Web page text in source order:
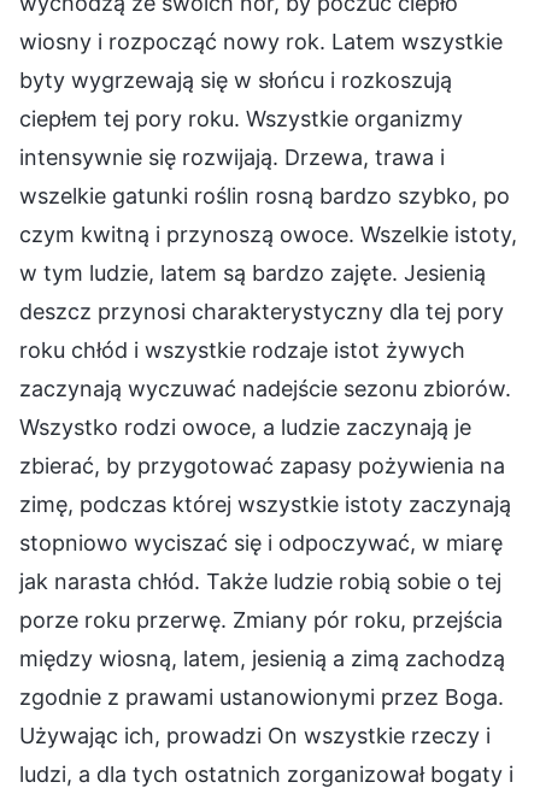
wiosny i rozpocząć nowy rok. Latem wszystkie
byty wygrzewają się w słońcu i rozkoszują
ciepłem tej pory roku. Wszystkie organizmy
intensywnie się rozwijają. Drzewa, trawa i
wszelkie gatunki roślin rosną bardzo szybko, po
czym kwitną i przynoszą owoce. Wszelkie istoty,
w tym ludzie, latem są bardzo zajęte. Jesienią
deszcz przynosi charakterystyczny dla tej pory
roku chłód i wszystkie rodzaje istot żywych
zaczynają wyczuwać nadejście sezonu zbiorów.
Wszystko rodzi owoce, a ludzie zaczynają je
zbierać, by przygotować zapasy pożywienia na
zimę, podczas której wszystkie istoty zaczynają
stopniowo wyciszać się i odpoczywać, w miarę
jak narasta chłód. Także ludzie robią sobie o tej
porze roku przerwę. Zmiany pór roku, przejścia
między wiosną, latem, jesienią a zimą zachodzą
zgodnie z prawami ustanowionymi przez Boga.
Używając ich, prowadzi On wszystkie rzeczy i
ludzi, a dla tych ostatnich zorganizował bogaty i